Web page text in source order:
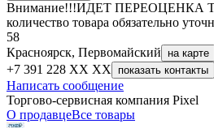
Внимание!!!ИДЕТ ПЕРЕОЦЕНКА
количество товара обязательно
58
Красноярск, Первомайский
на карте
+7 391 228 XX XX
показать контакты
Написать сообщение
Торгово-сервисная компания Pixel
О продавцеВсе товары